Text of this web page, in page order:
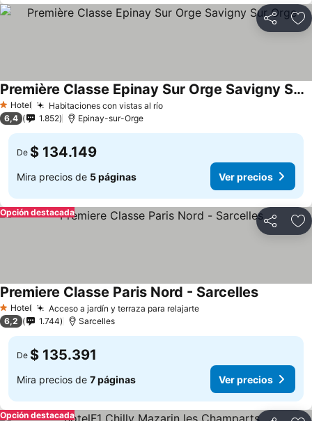
Compartir
1 Estrellas
Hotel Habitaciones con vistas al río
Première Classe Epinay Sur Orge Savigny Sur Orge
6,4 1.852 Epinay-sur-Orge
De $ 134.149
Mira precios de 5 páginas Ver precios
Compartir
Opción destacada
1 Estrellas
Hotel Acceso a jardín y terraza para relajarte
Premiere Classe Paris Nord - Sarcelles
6,2 1.744 Sarcelles
De $ 135.391
Mira precios de 7 páginas Ver precios
Opción destacada